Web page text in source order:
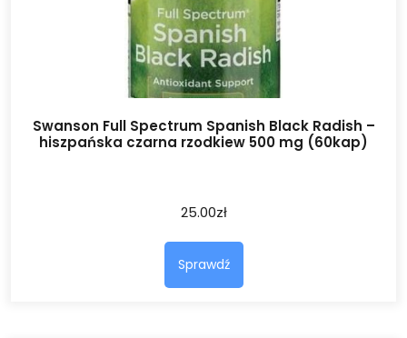
Swanson Full Spectrum Spanish Black Radish –
hiszpańska czarna rzodkiew 500 mg (60kap)
25.00zł
Sprawdź